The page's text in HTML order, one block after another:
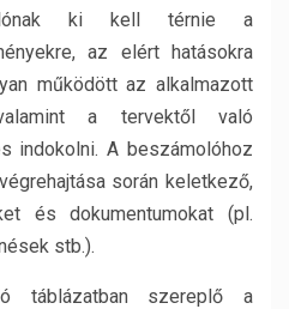
ki kell térnie a
az elért hatásokra
működött az alkalmazott
a tervektől való
indokolni. A beszámolóhoz
során keletkező,
és dokumentumokat (pl.
stb.).
táblázatban szereplő a